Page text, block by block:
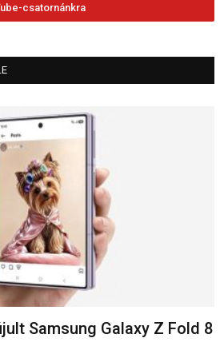
csatornánkra
Samsung Galaxy Z Fold 8